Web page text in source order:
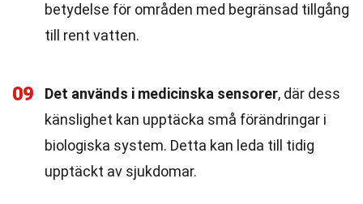
betydelse för områden med begränsad tillgång
till rent vatten.
09 Det används i medicinska sensorer, där dess
känslighet kan upptäcka små förändringar i
biologiska system. Detta kan leda till tidig
upptäckt av sjukdomar.